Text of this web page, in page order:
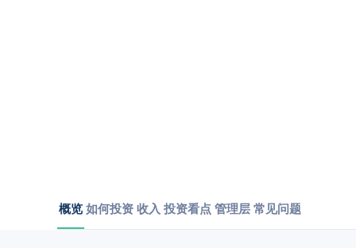
概览 如何投资 收入 投资看点 管理层 常见问题